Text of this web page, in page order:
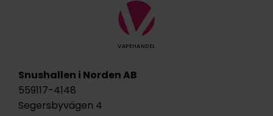
VAPEHANDEL
Snushallen i Norden AB
559117-4148
Segersbyvägen 4